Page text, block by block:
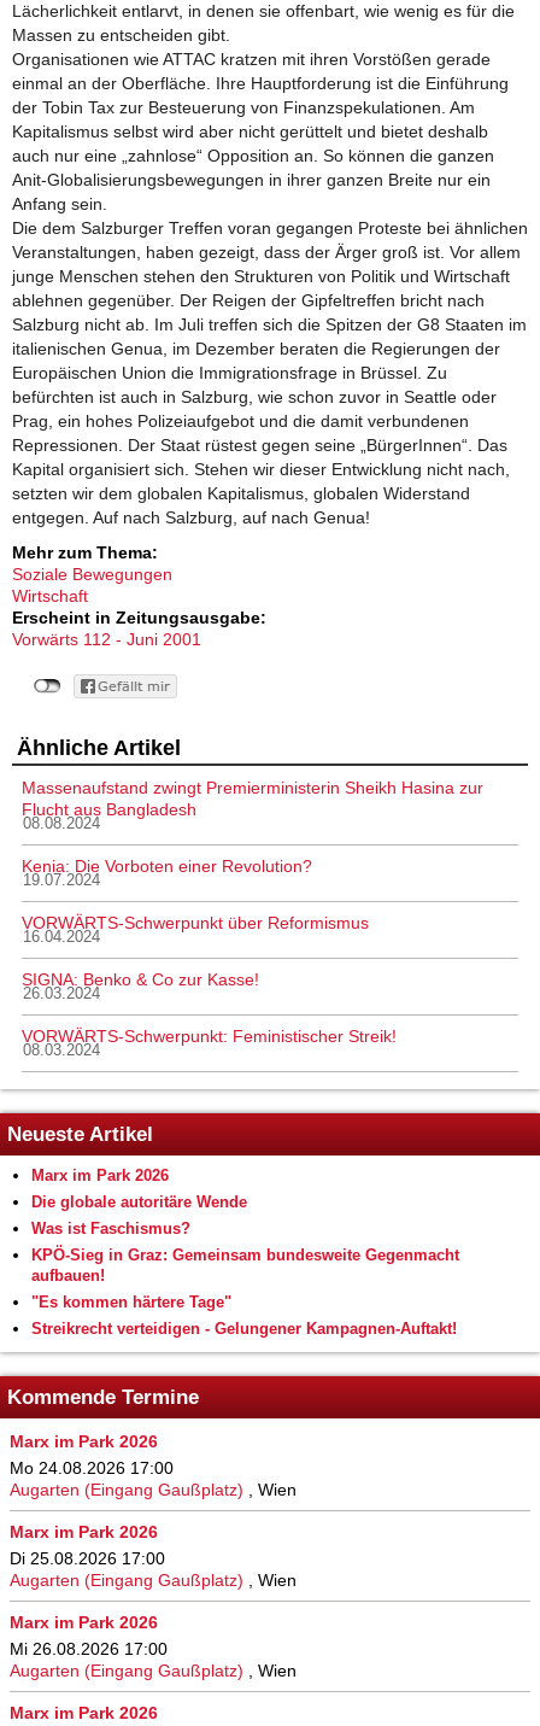
Lächerlichkeit entlarvt, in denen sie offenbart, wie wenig es für die
Massen zu entscheiden gibt.
Organisationen wie ATTAC kratzen mit ihren Vorstößen gerade
einmal an der Oberfläche. Ihre Hauptforderung ist die Einführung
der Tobin Tax zur Besteuerung von Finanzspekulationen. Am
Kapitalismus selbst wird aber nicht gerüttelt und bietet deshalb
auch nur eine „zahnlose“ Opposition an. So können die ganzen
Anit-Globalisierungsbewegungen in ihrer ganzen Breite nur ein
Anfang sein.
Die dem Salzburger Treffen voran gegangen Proteste bei ähnlichen
Veranstaltungen, haben gezeigt, dass der Ärger groß ist. Vor allem
junge Menschen stehen den Strukturen von Politik und Wirtschaft
ablehnen gegenüber. Der Reigen der Gipfeltreffen bricht nach
Salzburg nicht ab. Im Juli treffen sich die Spitzen der G8 Staaten im
italienischen Genua, im Dezember beraten die Regierungen der
Europäischen Union die Immigrationsfrage in Brüssel. Zu
befürchten ist auch in Salzburg, wie schon zuvor in Seattle oder
Prag, ein hohes Polizeiaufgebot und die damit verbundenen
Repressionen. Der Staat rüstest gegen seine „BürgerInnen“. Das
Kapital organisiert sich. Stehen wir dieser Entwicklung nicht nach,
setzten wir dem globalen Kapitalismus, globalen Widerstand
entgegen. Auf nach Salzburg, auf nach Genua!
Mehr zum Thema:
Soziale Bewegungen
Wirtschaft
Erscheint in Zeitungsausgabe:
Vorwärts 112 - Juni 2001
Ähnliche Artikel
Massenaufstand zwingt Premierministerin Sheikh Hasina zur
Flucht aus Bangladesh
08.08.2024
Kenia: Die Vorboten einer Revolution?
19.07.2024
VORWÄRTS-Schwerpunkt über Reformismus
16.04.2024
SIGNA: Benko & Co zur Kasse!
26.03.2024
VORWÄRTS-Schwerpunkt: Feministischer Streik!
08.03.2024
Neueste Artikel
Marx im Park 2026
Die globale autoritäre Wende
Was ist Faschismus?
KPÖ-Sieg in Graz: Gemeinsam bundesweite Gegenmacht
aufbauen!
"Es kommen härtere Tage"
Streikrecht verteidigen - Gelungener Kampagnen-Auftakt!
Kommende Termine
Marx im Park 2026
Mo 24.08.2026 17:00
Augarten (Eingang Gaußplatz)
Wien
Marx im Park 2026
Di 25.08.2026 17:00
Augarten (Eingang Gaußplatz)
Wien
Marx im Park 2026
Mi 26.08.2026 17:00
Augarten (Eingang Gaußplatz)
Wien
Marx im Park 2026